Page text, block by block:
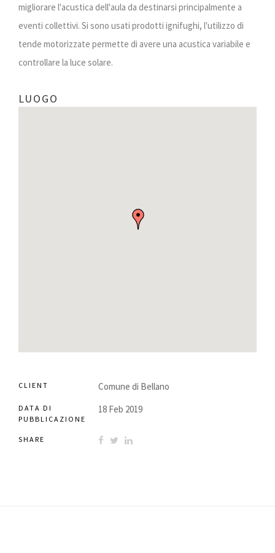
migliorare l'acustica dell'aula da destinarsi principalmente a
eventi collettivi. Si sono usati prodotti ignifughi, l'utilizzo di
tende motorizzate permette di avere una acustica variabile e
controllare la luce solare.
LUOGO
CLIENT Comune di Bellano
DATA DI
PUBBLICAZIONE
18 Feb 2019
SHARE